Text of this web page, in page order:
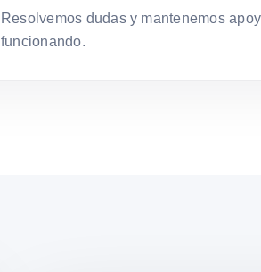
Resolvemos dudas y mantenemos
funcionando.